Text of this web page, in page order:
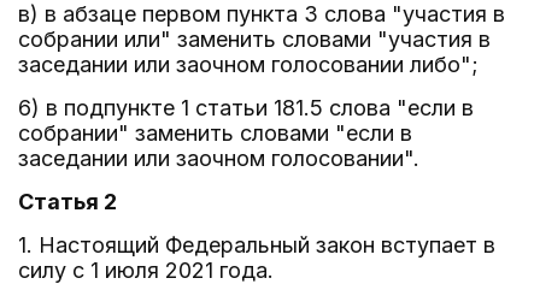
в) в абзаце первом пункта 3 слова "участия в
собрании или" заменить словами "участия в
заседании или заочном голосовании либо";
6) в подпункте 1 статьи 181.5 слова "если в
собрании" заменить словами "если в
заседании или заочном голосовании".
Статья 2
1. Настоящий Федеральный закон вступает в
силу с 1 июля 2021 года.